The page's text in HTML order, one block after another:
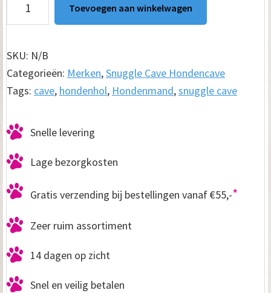
Snuggle
Deluxe
Velvet
Blauw
Toevoegen aan winkelwagen
SKU: N/B
Categorieën: Merken,Snuggle Cave Hondencave
Tags: cave, hondenhol, Hondenmand,snuggle cave
Snelle levering
Lage bezorgkosten
Gratis verzending bij bestellingen vanaf €55,-*
Zeer ruim assortiment
14 dagen op zicht
Snel en veilig betalen